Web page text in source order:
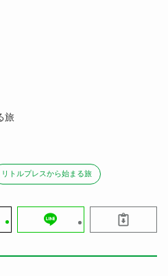
旅
リトルプレスから始まる旅